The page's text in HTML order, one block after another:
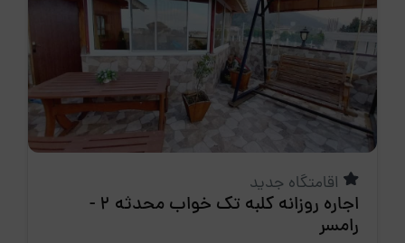
اقامتگاه جدید
اجاره روزانه کلبه تک خواب محدثه 2 -
رامسر